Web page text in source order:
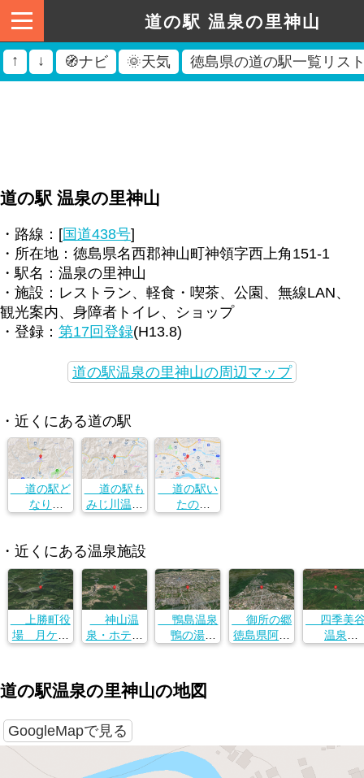
道の駅 温泉の里神山
↑ ↓ 🧭ナビ 🌞天気 徳島県の道の駅一覧リス
道の駅 温泉の里神山
・路線：[国道438号]
・所在地：徳島県名西郡神山町神領字西上角151-1
・駅名：温泉の里神山
・施設：レストラン、軽食・喫茶、公園、無線LAN、
観光案内、身障者トイレ、ショップ
・登録： 第17回登録(H13.8)
道の駅温泉の里神山の周辺マップ
・近くにある道の駅
道の駅ど
なり
領字西上角1
51-1
道の駅も
みじ川温泉
領字西上角1
51-1
道の駅い
たの
51-1
・近くにある温泉施設
上勝町役
場 月ケ谷
センター
徳島県勝浦
字福原字平
間７１−１
神山温
泉・ホテル
徳島県名西
郡神山町神
８０−２
鴨島温泉
鴨の湯
飯尾４１５
−１
御所の郷
徳島県阿波
四季美
温泉
道の駅温泉の里神山の地図
GoogleMapで見る